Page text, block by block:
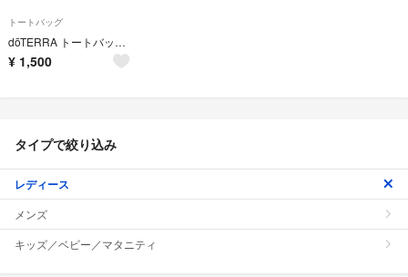
トートバッグ
dōTERRA トートバッグ オリーブグリーン
¥ 1,500
タイプで絞り込み
レディース
メンズ
キッズ／ベビー／マタニティ